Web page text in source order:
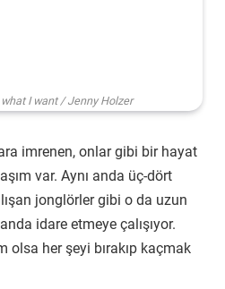
I want / Jenny Holzer
imrenen, onlar gibi bir hayat
var. Aynı anda üç-dört
jonglörler gibi o da uzun
idare etmeye çalışıyor.
olsa her şeyi bırakıp kaçmak